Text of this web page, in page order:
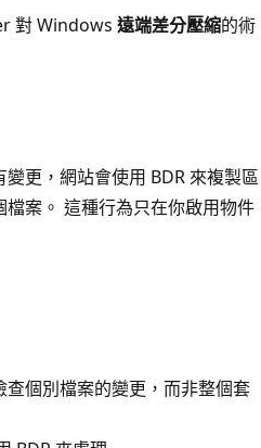
對 Windows 遠端差分壓縮的術
更，網站會使用 BDR 來複製區
案。 這種行為只在你啟用物件
個別檔案的變更，而非整個套